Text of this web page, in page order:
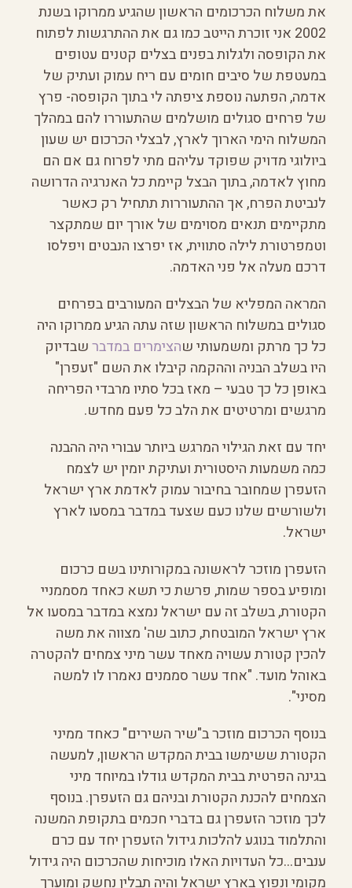
את משלוח הכרכומים הראשון שהגיע ממרוקו בשנת
2002 אני זוכרת הייטב כמו גם את ההתרגשות לפתוח
את הקופסה ולגלות בפנים בצלים קטנים עטופים
במעטפת של סיבים חומים עם ריח עמוק ועתיק של
אדמה, הפתעה נוספת ציפתה לי בתוך הקופסה- פרץ
של פרחים סגולים מושלמים שהתעוררו להם במהלך
המשלוח הימי הארוך לארץ, לבצלי הכרכום יש שעון
ביולוגי מדויק שפוקד עליהם מתי לפרוח גם אם הם
מחוץ לאדמה, בתוך הבצל קיימת כל האנרגיה הדרושה
לנביטת הפרח, אך ההתעוררות תתחיל רק כאשר
מתקיימים תנאים מסוימים של אורך יום שמתקצר
וטמפרטורת לילה סתווית, אז יפרצו הנבטים ויפלסו
דרכם מעלה אל פני האדמה.
המראה המפליא של הבצלים המעורבים בפרחים
סגולים במשלוח הראשון שזה עתה הגיע ממרוקו היה
כל כך מרתק ומשמעותי שהצימרים במדברשבדיוק
היו בשלב הבניה וההקמה קיבלו את השם "זעפרן"
באופן כל כך טבעי – מאז בכל סתיו מרבדי הפריחה
מרגשים ומרטיטים את הלב כל פעם מחדש.
יחד עם זאת הגילוי המרגש ביותר עבורי היה ההבנה
כמה משמעות היסטורית ועתיקת יומין יש לצמח
הזעפרן שמחובר בחיבור עמוק לאדמת ארץ ישראל
ולשורשים שלנו כעם שצעד במדבר במסעו לארץ
ישראל.
הזעפרן מוזכר לראשונה במקורותינו בשם כרכום
ומופיע בספר שמות, פרשת כי תשא כאחד מסממניי
הקטורת, בשלב זה עם ישראל נמצא במדבר במסעו אל
ארץ ישראל המובטחת, כתוב שה' מצווה את משה
להכין קטורת עשויה מאחד עשר מיני צמחים להקטרה
באוהל מועד. "אחד עשר סממנים נאמרו לו למשה
מסיני".
בנוסף הכרכום מוזכר ב"שיר השירים" כאחד ממיני
הקטורת ששימשו בבית המקדש הראשון, למעשה
בגינה הפרטית בבית המקדש גודלו במיוחד מיני
הצמחים להכנת הקטורת ובניהם גם הזעפרן. בנוסף
לכך מוזכר הזעפרן גם בדברי חכמים בתקופת המשנה
והתלמוד בנוגע להלכות גידול הזעפרן יחד עם כרם
ענבים…כל העדויות האלו מוכיחות שהכרכום היה גידול
מקומי ונפוץ בארץ ישראל והיה תבלין נחשק ומוערך